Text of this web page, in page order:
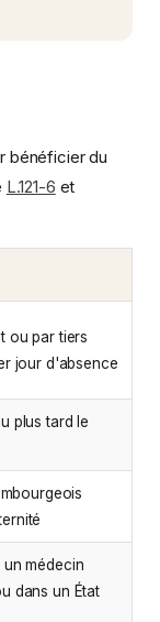
bénéficier du
L.121-6 et
ou par tiers
jour d'absence
plus tard le
médecin
dans un État